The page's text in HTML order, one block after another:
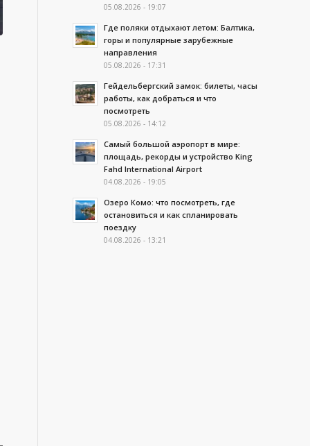
05.08.2026 - 19:07
Где поляки отдыхают летом: Балтика,
горы и популярные зарубежные
направления
05.08.2026 - 17:31
Гейдельбергский замок: билеты, часы
работы, как добраться и что
посмотреть
05.08.2026 - 14:12
Самый большой аэропорт в мире:
площадь, рекорды и устройство King
Fahd International Airport
04.08.2026 - 19:05
Озеро Комо: что посмотреть, где
остановиться и как спланировать
поездку
04.08.2026 - 13:21